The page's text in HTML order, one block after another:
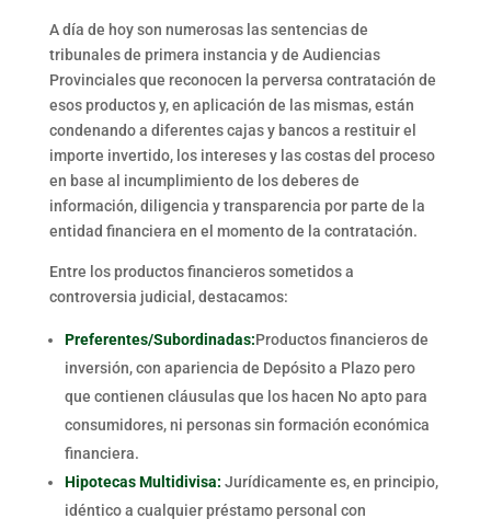
A día de hoy son numerosas las sentencias de
tribunales de primera instancia y de Audiencias
Provinciales que reconocen la perversa contratación de
esos productos y, en aplicación de las mismas, están
condenando a diferentes cajas y bancos a restituir el
importe invertido, los intereses y las costas del proceso
en base al incumplimiento de los deberes de
información, diligencia y transparencia por parte de la
entidad financiera en el momento de la contratación.
Entre los productos financieros sometidos a
controversia judicial, destacamos:
Preferentes/Subordinadas:Productos financieros de
inversión, con apariencia de Depósito a Plazo pero
que contienen cláusulas que los hacen No apto para
consumidores, ni personas sin formación económica
financiera.
Hipotecas Multidivisa: Jurídicamente es, en principio,
idéntico a cualquier préstamo personal con